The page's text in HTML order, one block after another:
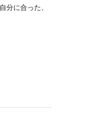
に合った、